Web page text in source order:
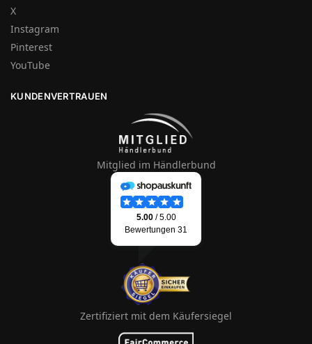
X
Instagram
Pinterest
YouTube
KUNDENVERTRAUEN
Mitglied im Händlerbund
Zertifiziert mit dem Käufersiegel